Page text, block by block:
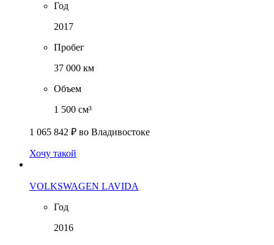
Год
2017
Пробег
37 000 км
Объем
1 500 см³
1 065 842 ₽ во Владивостоке
Хочу такой
VOLKSWAGEN LAVIDA
Год
2016